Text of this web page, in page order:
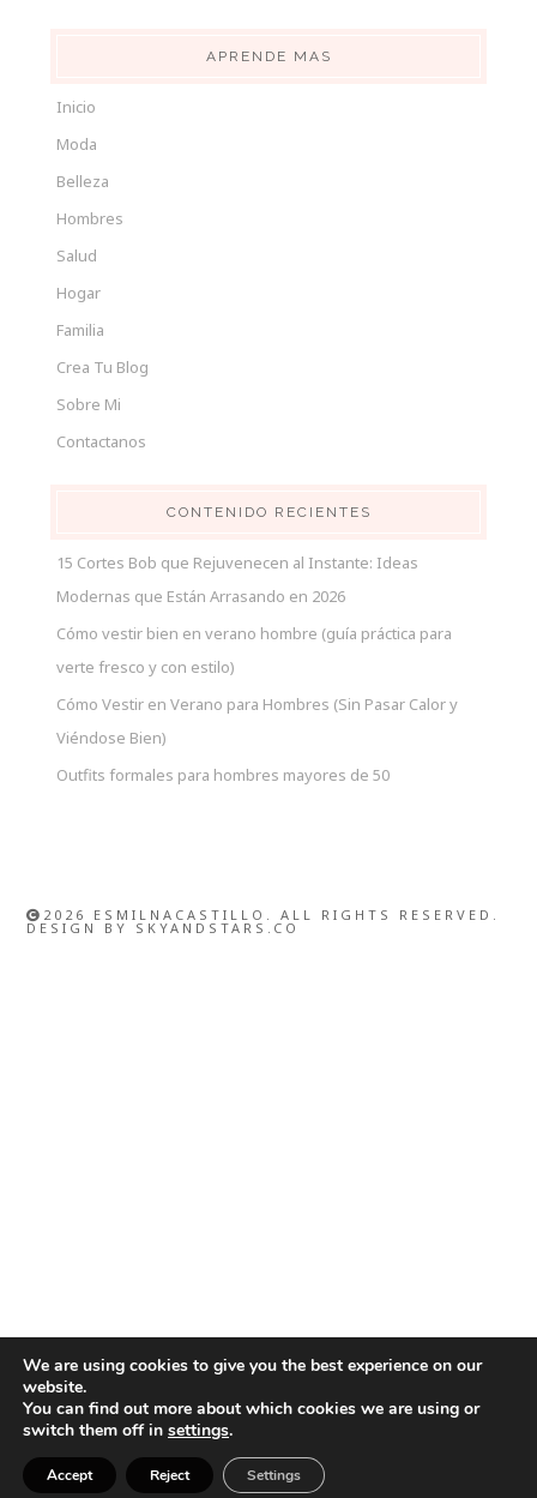
APRENDE MAS
Inicio
Moda
Belleza
Hombres
Salud
Hogar
Familia
Crea Tu Blog
Sobre Mi
Contactanos
CONTENIDO RECIENTES
15 Cortes Bob que Rejuvenecen al Instante: Ideas
Modernas que Están Arrasando en 2026
Cómo vestir bien en verano hombre (guía práctica para
verte fresco y con estilo)
Cómo Vestir en Verano para Hombres (Sin Pasar Calor y
Viéndose Bien)
Outfits formales para hombres mayores de 50
2026 ESMILNACASTILLO. ALL RIGHTS RESERVED.
DESIGN BY SKYANDSTARS.CO
We are using cookies to give you the best experience on our
website.
You can find out more about which cookies we are using or
switch them off in settings.
Accept Reject Settings